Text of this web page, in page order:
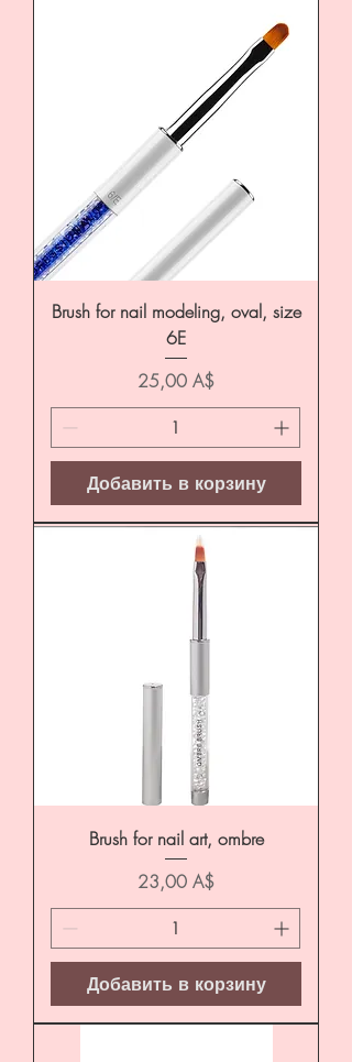
Brush for nail modeling, oval, size
6E
Цена
25,00 A$
Добавить в корзину
Brush for nail art, ombre
Цена
23,00 A$
Добавить в корзину